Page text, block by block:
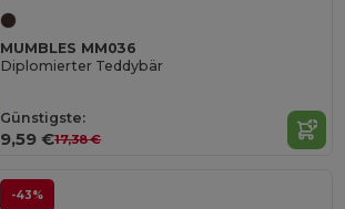
MUMBLES MM036
Diplomierter Teddybär
Günstigste:
9,59 €17,38 €
-43%